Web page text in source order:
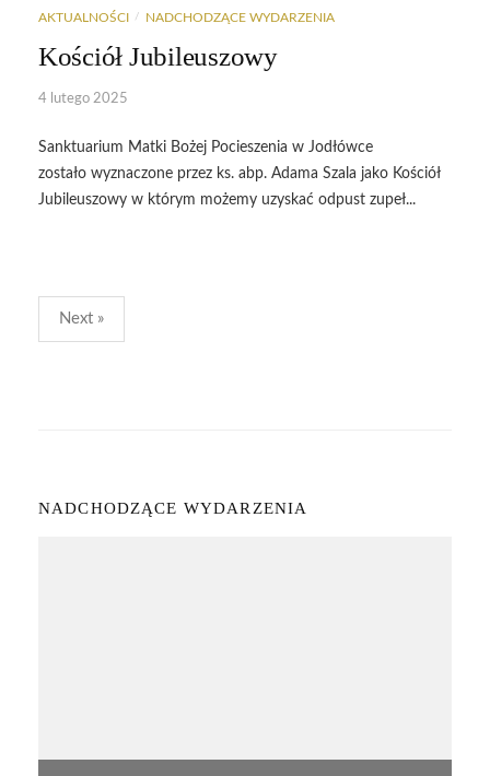
AKTUALNOŚCI / NADCHODZĄCE WYDARZENIA
Kościół Jubileuszowy
4 lutego 2025
Sanktuarium Matki Bożej Pocieszenia w Jodłówce
zostało wyznaczone przez ks. abp. Adama Szala jako Kościół
Jubileuszowy w którym możemy uzyskać odpust zupeł...
Stronicowanie
Next »
NADCHODZĄCE WYDARZENIA